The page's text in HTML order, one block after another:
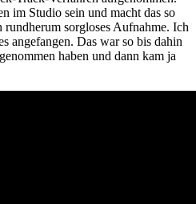
im Studio sein und macht das so
sorgloses Aufnahme. Ich
angefangen. Das war so bis dahin
haben und dann kam ja